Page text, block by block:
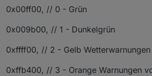
0x00ff00, // 0 - Grün
0x009b00, // 1 - Dunkelgrün
0xffff00, // 2 - Gelb Wetterwarnungen
0xffb400, // 3 - Orange Warnungen